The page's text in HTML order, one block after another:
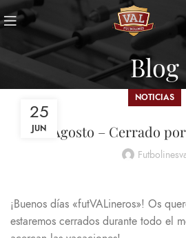
Blog
25
JUN
NOTICIAS
Agosto – Cerrado
¡Buenos días «futVALineros»! Os
estaremos cerrados durante todo el